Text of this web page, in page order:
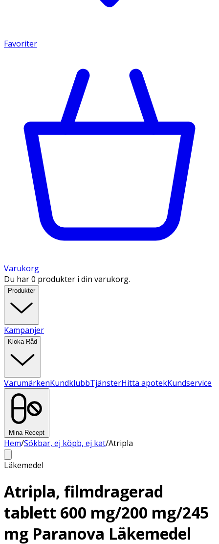
Favoriter
Varukorg
Du har 0 produkter i din varukorg.
Produkter
Kampanjer
Kloka Råd
VarumärkenKundklubbTjänsterHitta apotekKundservice
Mina Recept
Hem/Sökbar, ej köpb, ej kat/Atripla
Läkemedel
Atripla, filmdragerad
tablett 600 mg/200 mg/245
mg Paranova Läkemedel